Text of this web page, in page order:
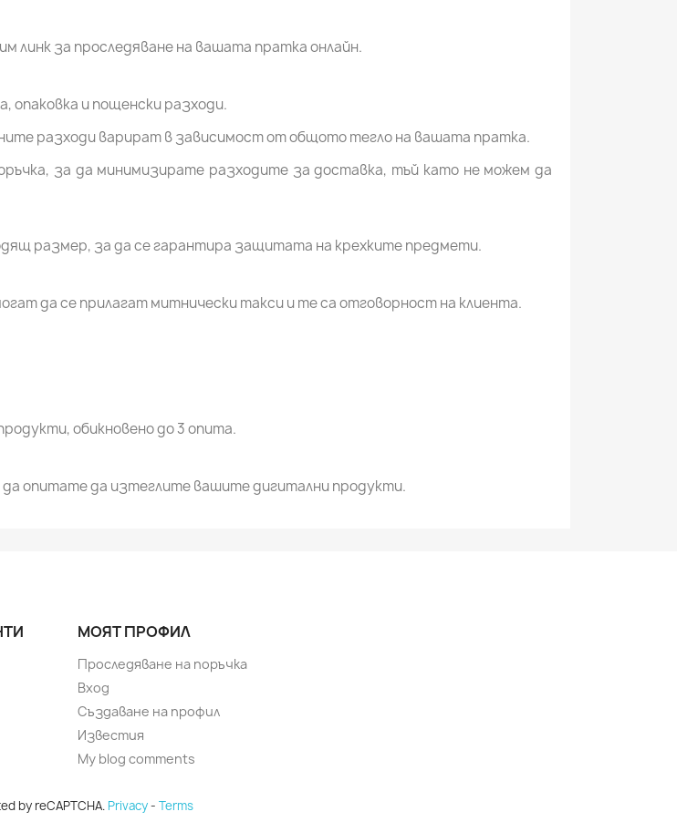
линк за проследяване на вашата пратка онлайн.
и пощенски разходи.
разходи варират в зависимост от общото тегло на вашата пратка.
за да минимизирате разходите за доставка, тъй като не можем да
размер, за да се гарантира защитата на крехките предмети.
да се прилагат митнически такси и те са отговорност на клиента.
обикновено до 3 опита.
опитате да изтеглите вашите дигитални продукти.
МОЯТ ПРОФИЛ
Проследяване на поръчка
Вход
Създаване на профил
Известия
My blog comments
by reCAPTCHA. Privacy- Terms